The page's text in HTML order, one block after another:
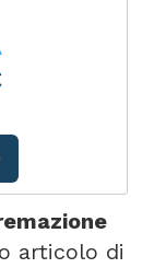
articolo di